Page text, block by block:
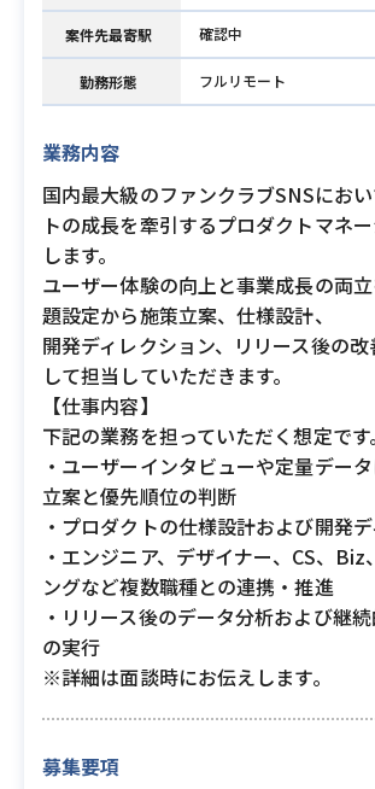
案件先最寄駅 確認中
勤務形態 フルリモート
業務内容
国内最大級のファンクラブSNSにお
トの成長を牽引するプロダクトマネ
します。
ユーザー体験の向上と事業成長の両
題設定から施策立案、仕様設計、
開発ディレクション、リリース後の
して担当していただきます。
【仕事内容】
下記の業務を担っていただく想定です。
・ユーザーインタビューや定量デー
立案と優先順位の判断
・プロダクトの仕様設計および開発
・エンジニア、デザイナー、CS、Biz
ングなど複数職種との連携・推進
・リリース後のデータ分析および継
の実行
※詳細は面談時にお伝えします。
募集要項